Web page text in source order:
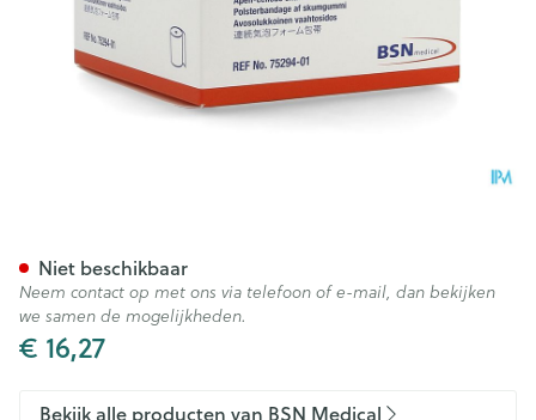
€ 16,27
Niet beschikbaar
Neem contact op met ons via telefoon of e-mail, dan bekijken
we samen de mogelijkheden.
Bekijk alle producten van BSN Medical